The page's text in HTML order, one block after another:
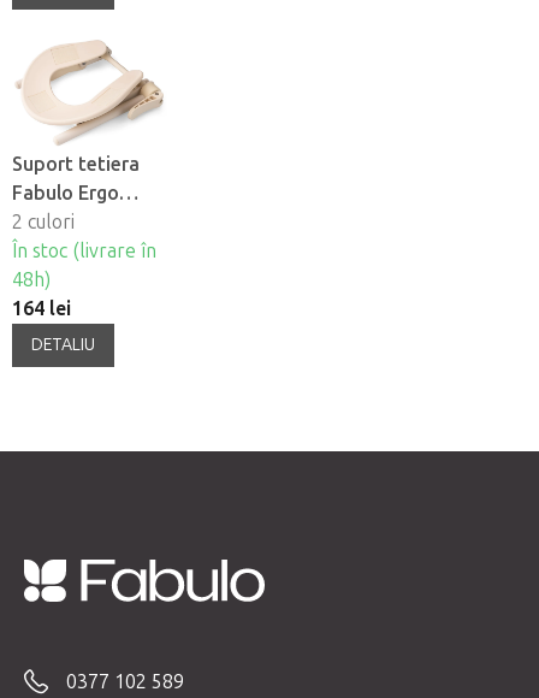
Suport tetiera
Fabulo Ergo
pentru masa de
masaj
2 culori
În stoc (livrare în
48h)
164 lei
DETALIU
0377 102 589